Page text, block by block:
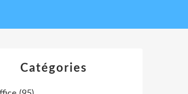
Catégories